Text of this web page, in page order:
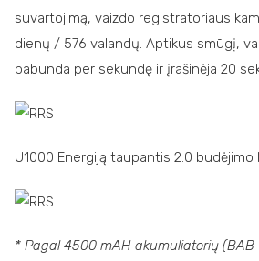
suvartojimą, vaizdo registratoriaus
dienų / 576 valandų. Aptikus smūgį,
pabunda per sekundę ir įrašinėja 20
U1000 Energiją taupantis 2.0 budėjimo
* Pagal 4500 mAH akumuliatorių